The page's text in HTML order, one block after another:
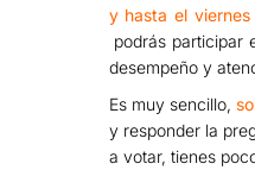
y hasta el
podrás participar
desempeño y
Es muy sencillo,
y responder la
a votar, tienes